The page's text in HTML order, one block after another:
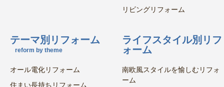
リビングリフォーム
テーマ別リフォーム
reform by theme
オール電化リフォーム
住まい長持ちリフォーム
ライフスタイル別リフ
ォーム
南欧風スタイルを愉しむリフォ
ーム